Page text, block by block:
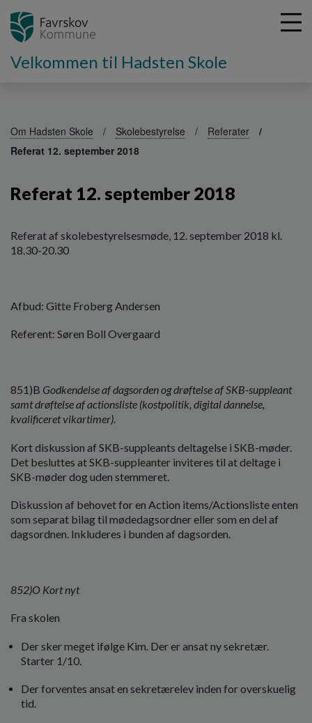
Velkommen til Hadsten Skole
Om Hadsten Skole Skolebestyrelse
Referater
Referat 12. september 2018
Referat 12. september 2018
Referat af skolebestyrelsesmøde, 12. september 2018 kl.
18.30-20.30
Afbud: Gitte Froberg Andersen
Referent: Søren Boll Overgaard
851)B Godkendelse af dagsorden og drøftelse af SKB-suppleant
samt drøftelse af actionsliste (kostpolitik, digital dannelse,
kvalificeret vikartimer).
Kort diskussion af SKB-suppleants deltagelse i SKB-møder.
Det besluttes at SKB-suppleanter inviteres til at deltage i
SKB-møder dog uden stemmeret.
Diskussion af behovet for en Action items/Actionsliste enten
som separat bilag til mødedagsordner eller som en del af
dagsordnen. Inkluderes i bunden af dagsorden.
852)O Kort nyt
Fra skolen
Der sker meget ifølge Kim. Der er ansat ny sekretær.
Starter 1/10.
Der forventes ansat en sekretærelev inden for overskuelig
tid.